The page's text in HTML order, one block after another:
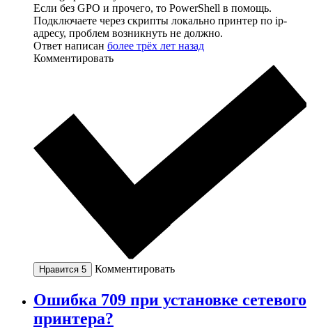
Если без GPO и прочего, то PowerShell в помощь.
Подключаете через скрипты локально принтер по ip-
адресу, проблем возникнуть не должно.
Ответ написан более трёх лет назад
Комментировать
Нравится 5 Комментировать
Ошибка 709 при установке сетевого
принтера?